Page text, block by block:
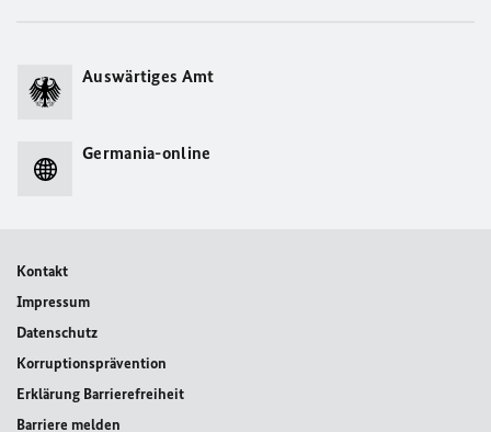
Auswärtiges Amt
Germania-online
Kontakt
Impressum
Datenschutz
Korruptionsprävention
Erklärung Barrierefreiheit
Barriere melden